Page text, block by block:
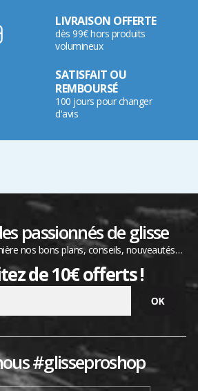
LIVRAISON OFFERTE
dès 99€ hors produits
volumineux
SATISFAIT OU
REMBOURSÉ
100 jours pour changer
d'avis
passionnés de glisse
nos bons plans, conseils, nouveautés…
de 10€ offerts !
#glisseproshop